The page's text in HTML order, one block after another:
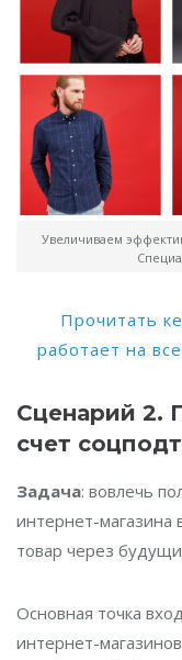
Увеличиваем
Прочитать
работает на
Сценарий 2.
счет
Задача: вовлечь
интернет-магазина
товар через
Основная точка
интернет-